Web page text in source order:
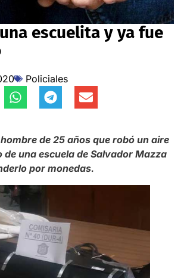
escuelita y ya fue
Policiales
de 25 años que robó un aire
de una escuela deSalvador Mazza
por monedas.